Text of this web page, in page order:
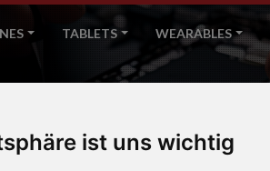
ist uns wichtig
TABLETS WEARABLES